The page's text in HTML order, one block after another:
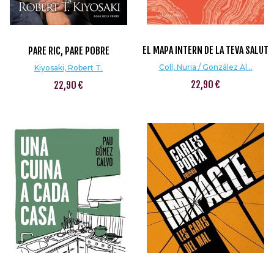
PARE RIC, PARE POBRE
Kiyosaki, Robert T.
22,90 €
EL MAPA INTERN DE LA TEVA SALUT
Coll, Nuria / González Al...
22,90 €